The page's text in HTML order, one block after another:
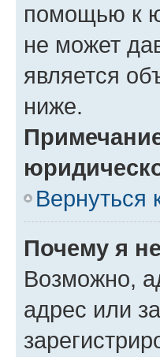
помощью к
не может
является
ниже.
Вернуться
Почему я
Возможно,
адрес или